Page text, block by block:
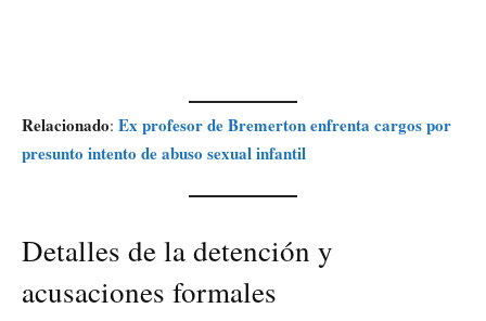
Relacionado: Ex profesor de Bremerton enfrenta cargos por
presunto intento de abuso sexual infantil
Detalles de la detención y
acusaciones formales